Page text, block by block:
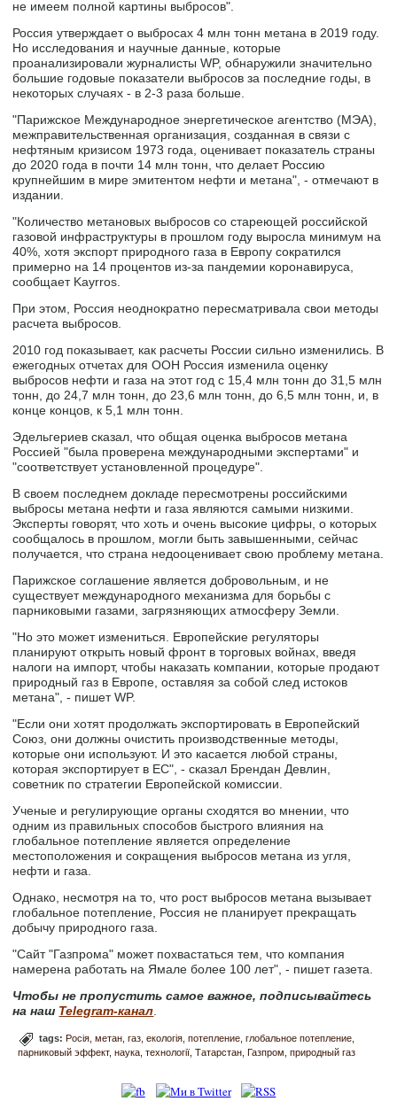
не имеем полной картины выбросов".
Россия утверждает о выбросах 4 млн тонн метана в 2019 году.
Но исследования и научные данные, которые
проанализировали журналисты WP, обнаружили значительно
большие годовые показатели выбросов за последние годы, в
некоторых случаях - в 2-3 раза больше.
"Парижское Международное энергетическое агентство (МЭА),
межправительственная организация, созданная в связи с
нефтяным кризисом 1973 года, оценивает показатель страны
до 2020 года в почти 14 млн тонн, что делает Россию
крупнейшим в мире эмитентом нефти и метана", - отмечают в
издании.
"Количество метановых выбросов со стареющей российской
газовой инфраструктуры в прошлом году выросла минимум на
40%, хотя экспорт природного газа в Европу сократился
примерно на 14 процентов из-за пандемии коронавируса,
сообщает Kayrros.
При этом, Россия неоднократно пересматривала свои методы
расчета выбросов.
2010 год показывает, как расчеты России сильно изменились. В
ежегодных отчетах для ООН Россия изменила оценку
выбросов нефти и газа на этот год с 15,4 млн тонн до 31,5 млн
тонн, до 24,7 млн тонн, до 23,6 млн тонн, до 6,5 млн тонн, и, в
конце концов, к 5,1 млн тонн.
Эдельгериев сказал, что общая оценка выбросов метана
Россией "была проверена международными экспертами" и
"соответствует установленной процедуре".
В своем последнем докладе пересмотрены российскими
выбросы метана нефти и газа являются самыми низкими.
Эксперты говорят, что хоть и очень высокие цифры, о которых
сообщалось в прошлом, могли быть завышенными, сейчас
получается, что страна недооценивает свою проблему метана.
Парижское соглашение является добровольным, и не
существует международного механизма для борьбы с
парниковыми газами, загрязняющих атмосферу Земли.
"Но это может измениться. Европейские регуляторы
планируют открыть новый фронт в торговых войнах, введя
налоги на импорт, чтобы наказать компании, которые продают
природный газ в Европе, оставляя за собой след истоков
метана", - пишет WP.
"Если они хотят продолжать экспортировать в Европейский
Союз, они должны очистить производственные методы,
которые они используют. И это касается любой страны,
которая экспортирует в ЕС", - сказал Брендан Девлин,
советник по стратегии Европейской комиссии.
Ученые и регулирующие органы сходятся во мнении, что
одним из правильных способов быстрого влияния на
глобальное потепление является определение
местоположения и сокращения выбросов метана из угля,
нефти и газа.
Однако, несмотря на то, что рост выбросов метана вызывает
глобальное потепление, Россия не планирует прекращать
добычу природного газа.
"Сайт "Газпрома" может похвастаться тем, что компания
намерена работать на Ямале более 100 лет", - пишет газета.
Чтобы не пропустить самое важное, подписывайтесь
на наш Telegram-канал.
tags: Росія метан газ екологія потепление глобальное потепление
парниковый эффект наука технології Татарстан Газпром природный газ